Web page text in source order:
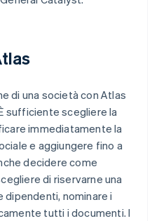
di una società con Atlas
sufficiente scegliere la
immediatamente la
e aggiungere fino a
decidere come
di riservarne una
nominare i
tutti i documenti. I